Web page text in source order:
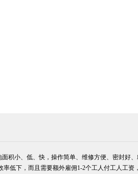
积小、低、快，操作简单、维修方便、密封好、
低下，而且需要额外雇佣1-2个工人付工人工资